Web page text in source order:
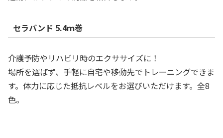
セラバンド 5.4ｍ巻
介護予防やリハビリ時のエクササイズに！
場所を選ばず、手軽に自宅や移動先でトレーニングできま
す。体力に応じた抵抗レベルをお選びいただけます。全8
色。